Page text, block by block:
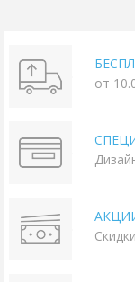
от